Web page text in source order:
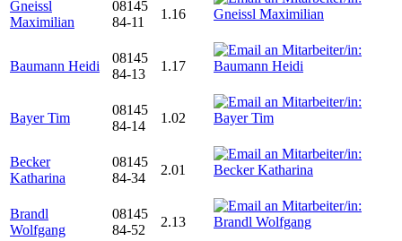
Gneissl
Maximilian
08145
84-11
1.16
Baumann Heidi
08145
84-13
1.17
Bayer Tim
08145
84-14
1.02
Becker
Katharina
08145
84-34
2.01
Brandl
Wolfgang
08145
84-52
2.13